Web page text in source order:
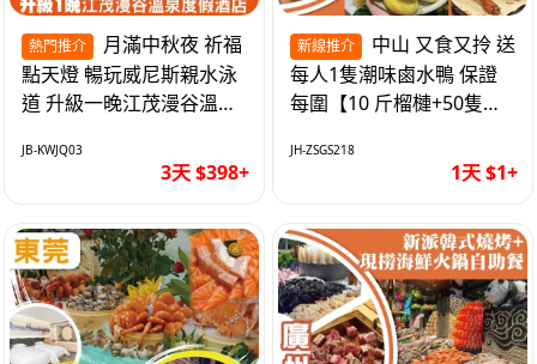
熱門推介
點天燈 暢玩威尼斯親水泳
道 升級一晚江茂漫谷溫泉
純玩3天
JB-KWJQ03
3天 $398+
新線推介
每人1隻潮味鹵水鴨 保證
每圍【10 斤榴槤+50隻湛
1天
JH-ZSGS218
1天 $1+